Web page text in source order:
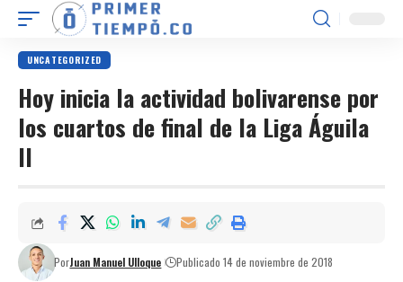
UNCATEGORIZED
Hoy inicia la actividad bolivarense por
los cuartos de final de la Liga Águila
II
PorJuan Manuel Ulloque Publicado 14 de noviembre de 2018